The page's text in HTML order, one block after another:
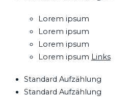
Lorem ipsum
Lorem ipsum
Lorem ipsum
Lorem ipsum Links
Standard Aufzählung
Standard Aufzählung